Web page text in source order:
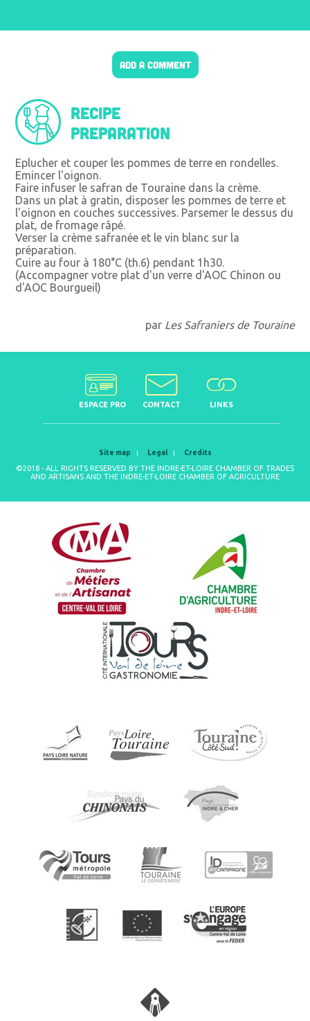
ADD A COMMENT
Recipe
preparation
Eplucher et couper les pommes de terre en rondelles.
Emincer l'oignon.
Faire infuser le safran de Touraine dans la crème.
Dans un plat à gratin, disposer les pommes de terre et
l'oignon en couches successives. Parsemer le dessus du
plat, de fromage râpé.
Verser la crème safranée et le vin blanc sur la
préparation.
Cuire au four à 180°C (th.6) pendant 1h30.
(Accompagner votre plat d'un verre d'AOC Chinon ou
d'AOC Bourgueil)
par Les Safraniers de Touraine
ESPACE PRO CONTACT LINKS
Site map Legal Credits
©2018 - ALL RIGHTS RESERVED BY THE INDRE-ET-LOIRE CHAMBER OF TRADES
AND ARTISANS AND THE INDRE-ET-LOIRE CHAMBER OF AGRICULTURE